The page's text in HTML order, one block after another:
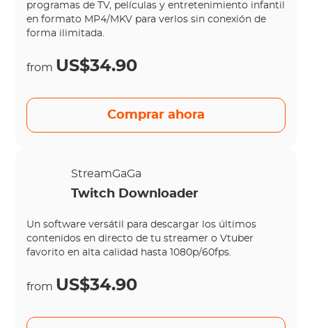
programas de TV, películas y entretenimiento infantil
en formato MP4/MKV para verlos sin conexión de
forma ilimitada.
from US$34.90
Comprar ahora
StreamGaGa
Twitch Downloader
Un software versátil para descargar los últimos
contenidos en directo de tu streamer o Vtuber
favorito en alta calidad hasta 1080p/60fps.
from US$34.90